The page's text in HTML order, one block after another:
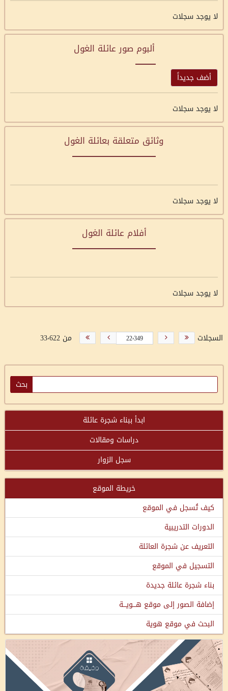
لا يوجد سجلات
ألبوم صور عائلة الغول
أضف جديداً
لا يوجد سجلات
وثائق متعلقة بعائلة الغول
لا يوجد سجلات
أفلام عائلة الغول
لا يوجد سجلات
السجلات من 33٬622
ابدأ ببناء شجرة عائلة
دراسات ومقالات
سجل الزوار
خريطة الموقع
كيف تُسجل في الموقع
الدورات التدريبية
التعريف عن شجرة العائلة
التسجيل في الموقع
بناء شجرة عائلة جديدة
إضافة الصور إلى موقع هـــويـــة
البحث في موقع هوية